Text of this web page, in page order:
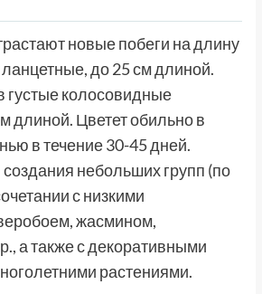
новые побеги на длину
до 25 см длиной.
густые колосовидные
длиной. Цветет обильно в
в течение 30-45 дней.
небольших групп (по
с низкими
жасмином,
а также с декоративными
растениями.